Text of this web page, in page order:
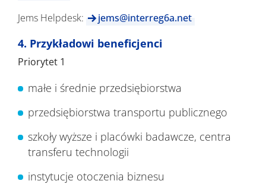
Jems Helpdesk:
jems@interreg6a.net
4. Przykładowi beneficjenci
Priorytet 1
małe i średnie przedsiębiorstwa
przedsiębiorstwa transportu publicznego
szkoły wyższe i placówki badawcze, centra
transferu technologii
instytucje otoczenia biznesu